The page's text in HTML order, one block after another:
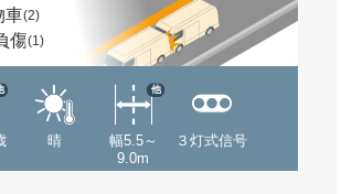
車(2)
傷(1)
晴
幅5.5～
9.0m
他
３灯式信号